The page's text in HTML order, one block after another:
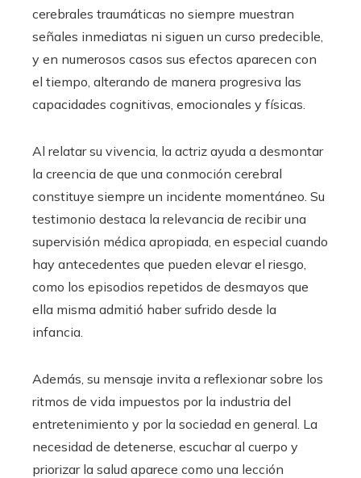
cerebrales traumáticas no siempre muestran
señales inmediatas ni siguen un curso predecible,
y en numerosos casos sus efectos aparecen con
el tiempo, alterando de manera progresiva las
capacidades cognitivas, emocionales y físicas.
Al relatar su vivencia, la actriz ayuda a desmontar
la creencia de que una conmoción cerebral
constituye siempre un incidente momentáneo. Su
testimonio destaca la relevancia de recibir una
supervisión médica apropiada, en especial cuando
hay antecedentes que pueden elevar el riesgo,
como los episodios repetidos de desmayos que
ella misma admitió haber sufrido desde la
infancia.
Además, su mensaje invita a reflexionar sobre los
ritmos de vida impuestos por la industria del
entretenimiento y por la sociedad en general. La
necesidad de detenerse, escuchar al cuerpo y
priorizar la salud aparece como una lección